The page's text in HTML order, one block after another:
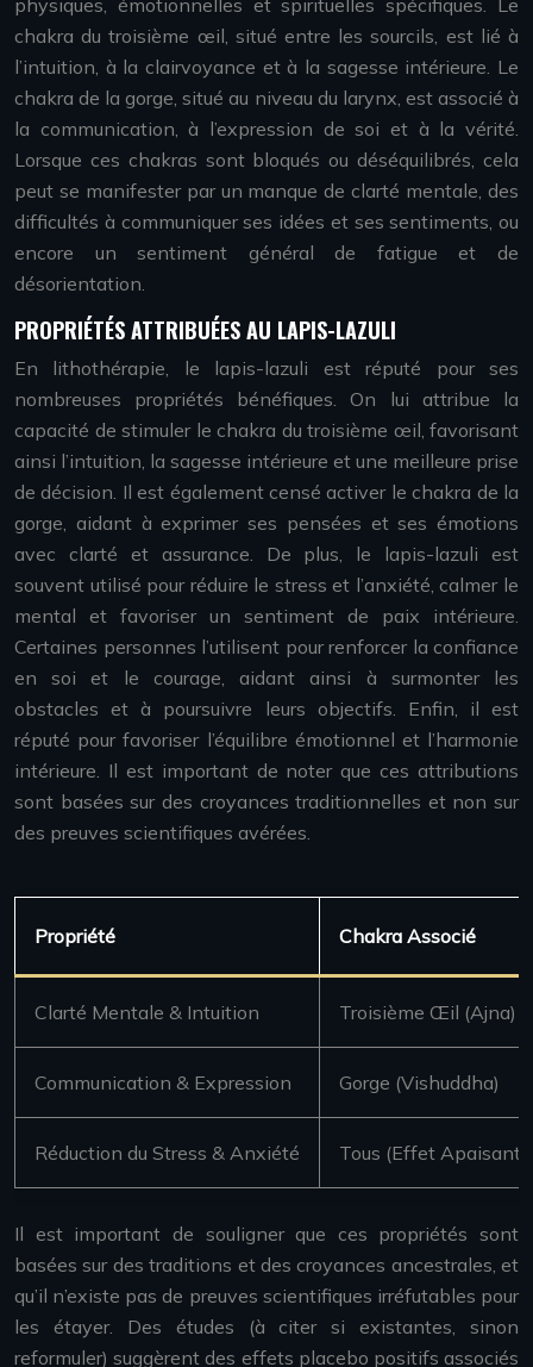
physiques, émotionnelles et spirituelles spécifiques. Le
chakra du troisième œil, situé entre les sourcils, est lié à
l’intuition, à la clairvoyance et à la sagesse intérieure. Le
chakra de la gorge, situé au niveau du larynx, est associé à
la communication, à l’expression de soi et à la vérité.
Lorsque ces chakras sont bloqués ou déséquilibrés, cela
peut se manifester par un manque de clarté mentale, des
difficultés à communiquer ses idées et ses sentiments, ou
encore un sentiment général de fatigue et de
désorientation.
PROPRIÉTÉS ATTRIBUÉES AU LAPIS-LAZULI
En lithothérapie, le lapis-lazuli est réputé pour ses
nombreuses propriétés bénéfiques. On lui attribue la
capacité de stimuler le chakra du troisième œil, favorisant
ainsi l’intuition, la sagesse intérieure et une meilleure prise
de décision. Il est également censé activer le chakra de la
gorge, aidant à exprimer ses pensées et ses émotions
avec clarté et assurance. De plus, le lapis-lazuli est
souvent utilisé pour réduire le stress et l’anxiété, calmer le
mental et favoriser un sentiment de paix intérieure.
Certaines personnes l’utilisent pour renforcer la confiance
en soi et le courage, aidant ainsi à surmonter les
obstacles et à poursuivre leurs objectifs. Enfin, il est
réputé pour favoriser l’équilibre émotionnel et l’harmonie
intérieure. Il est important de noter que ces attributions
sont basées sur des croyances traditionnelles et non sur
des preuves scientifiques avérées.
Propriété Chakra Associé
Clarté Mentale & Intuition Troisième Œil (Ajna)
Communication & Expression Gorge (Vishuddha)
Réduction du Stress & Anxiété Tous (Effet Apaisant
Il est important de souligner que ces propriétés sont
basées sur des traditions et des croyances ancestrales, et
qu’il n’existe pas de preuves scientifiques irréfutables pour
les étayer. Des études (à citer si existantes, sinon
reformuler) suggèrent des effets placebo positifs associés